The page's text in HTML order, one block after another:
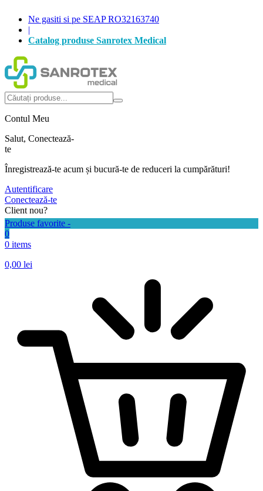
Ne gasiti si pe SEAP RO32163740
|
Catalog produse Sanrotex Medical
Autentificare
Produse favorite -
0
0 items
0,00 lei